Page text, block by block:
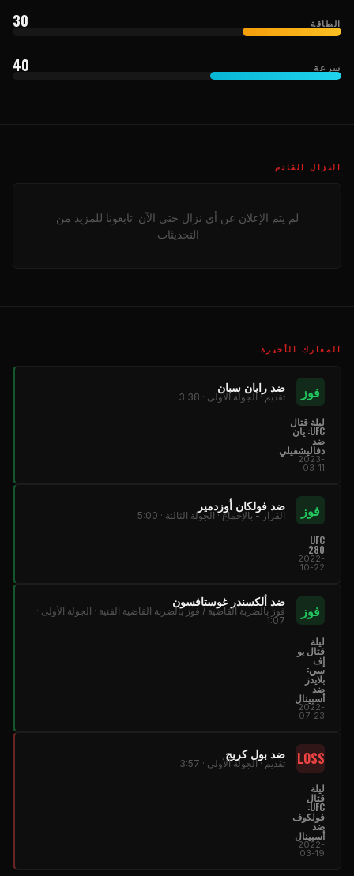
الطاقة 30
سرعة 40
النزال القادم
لم يتم الإعلان عن أي نزال حتى الآن. تابعونا للمزيد من
التحديثات.
المعارك الأخيرة
فوز ضد رايان سبان
تقديم · الجولة الأولى · 3:38
ليلة قتال
UFC: يان
ضد
دفاليشفيلي
2023-
03-11
فوز ضد فولكان أوزدمير
القرار - بالإجماع · الجولة الثالثة · 5:00
UFC
280
2022-
10-22
فوز
ضد ألكسندر غوستافسون
فوز بالضربة القاضية / فوز بالضربة القاضية الفنية · الجولة الأولى ·
1:07
ليلة
قتال يو
إف
سي:
بلايدز
ضد
أسبينال
2022-
07-23
LOSS ضد بول كريج
تقديم · الجولة الأولى · 3:57
ليلة
قتال
UFC:
فولكوف
ضد
أسبينال
2022-
03-19